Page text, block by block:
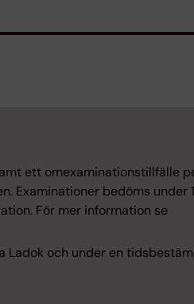
ett omexaminationstillfälle
Examinationer bedöms under
För mer information se
Ladok och under en